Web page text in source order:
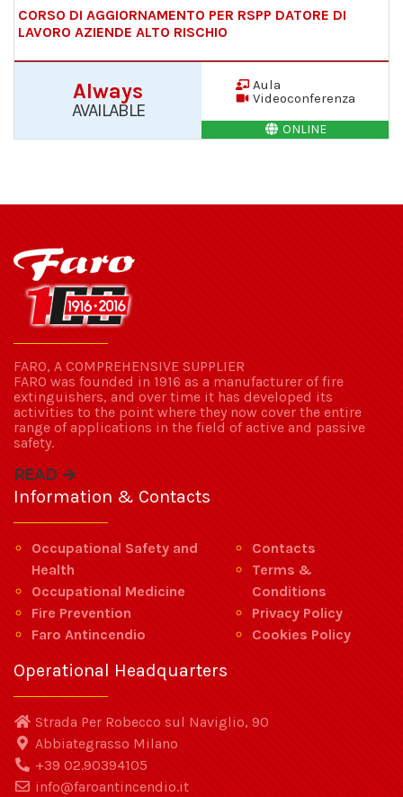
CORSO DI AGGIORNAMENTO PER RSPP DATORE DI
LAVORO AZIENDE ALTO RISCHIO
Always
AVAILABLE
Aula
Videoconferenza
ONLINE
FARO, A COMPREHENSIVE SUPPLIER
FARO was founded in 1916 as a manufacturer of fire
extinguishers, and over time it has developed its
activities to the point where they now cover the entire
range of applications in the field of active and passive
safety.
READ
Information & Contacts
Occupational Safety and
Health
Occupational Medicine
Fire Prevention
Faro Antincendio
Contacts
Terms &
Conditions
Privacy Policy
Cookies Policy
Operational Headquarters
Strada Per Robecco sul Naviglio, 90
Abbiategrasso Milano
+39 02.90394105
info@faroantincendio.it